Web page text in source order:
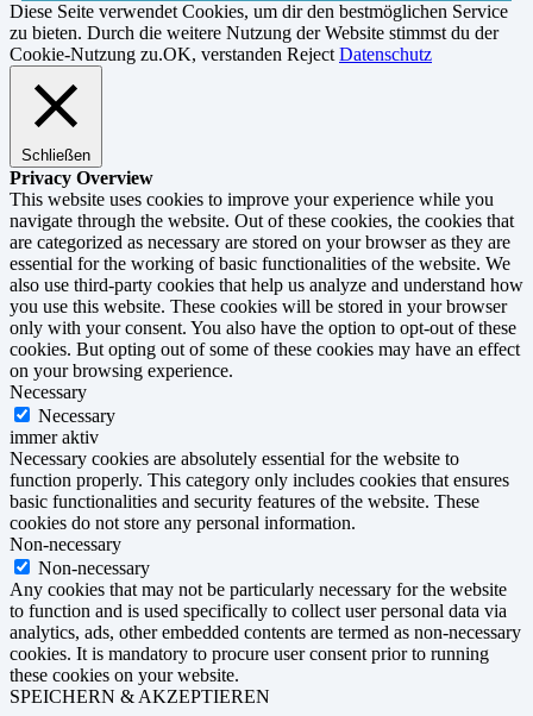
Diese Seite verwendet Cookies, um dir den bestmöglichen Service
zu bieten. Durch die weitere Nutzung der Website stimmst du der
Cookie-Nutzung zu.OK, verstanden Reject Datenschutz
Schließen
Privacy Overview
This website uses cookies to improve your experience while you
navigate through the website. Out of these cookies, the cookies that
are categorized as necessary are stored on your browser as they are
essential for the working of basic functionalities of the website. We
also use third-party cookies that help us analyze and understand how
you use this website. These cookies will be stored in your browser
only with your consent. You also have the option to opt-out of these
cookies. But opting out of some of these cookies may have an effect
on your browsing experience.
Necessary
Necessary
immer aktiv
Necessary cookies are absolutely essential for the website to
function properly. This category only includes cookies that ensures
basic functionalities and security features of the website. These
cookies do not store any personal information.
Non-necessary
Non-necessary
Any cookies that may not be particularly necessary for the website
to function and is used specifically to collect user personal data via
analytics, ads, other embedded contents are termed as non-necessary
cookies. It is mandatory to procure user consent prior to running
these cookies on your website.
SPEICHERN & AKZEPTIEREN